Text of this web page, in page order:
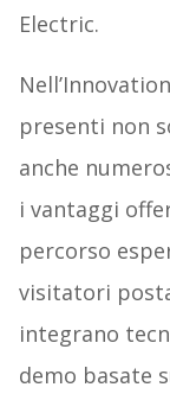
Electric.
presenti non
anche
i vantaggi
percorso
visitatori
integrano
demo basate